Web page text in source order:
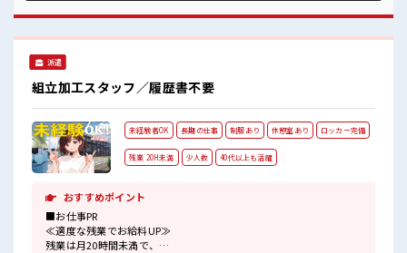
で楽しくおしゃべり！ ストレス解消☆ ロッカーあり！ 安心し
てお仕事に集中♪
派遣
組立加工スタッフ／履歴書不要
未経験者OK 長期の仕事 制服あり 休憩室あり ロッカー完備
残業 20H未満 少人数 40代以上も活躍
おすすめポイント
■お仕事PR
≪適度な残業でお給料UP≫
残業は月20時間未満で、